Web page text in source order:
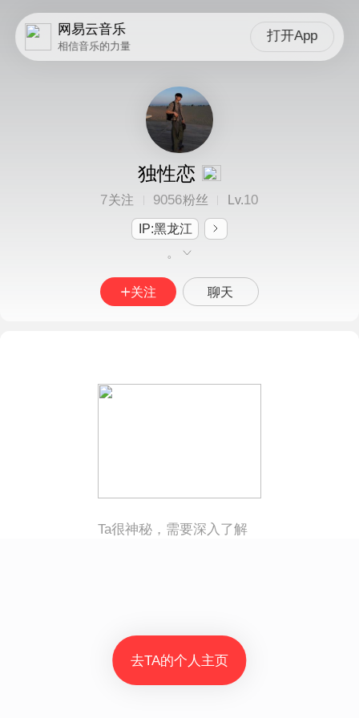
网易云音乐
相信音乐的力量
打开App
独性恋
7关注 9056粉丝 Lv.10
IP:黑龙江
。
关注 聊天
Ta很神秘，需要深入了解
去TA的个人主页